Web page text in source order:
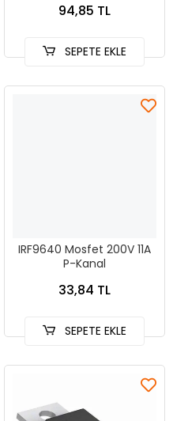
94,85 TL
SEPETE EKLE
IRF9640 Mosfet 200V 11A
P-Kanal
33,84 TL
SEPETE EKLE